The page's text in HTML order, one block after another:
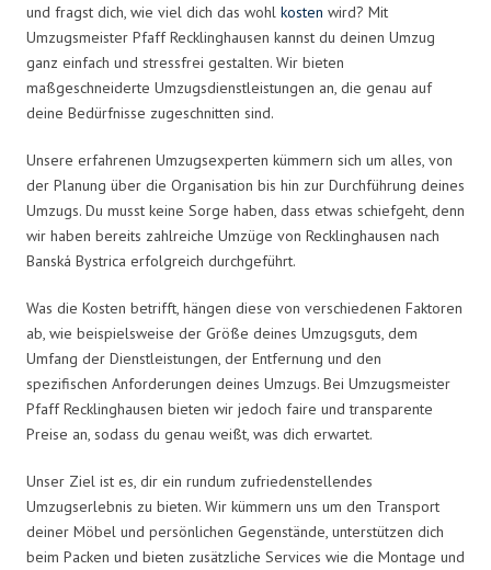
und fragst dich, wie viel dich das wohl kosten wird? Mit
Umzugsmeister Pfaff Recklinghausen kannst du deinen Umzug
ganz einfach und stressfrei gestalten. Wir bieten
maßgeschneiderte Umzugsdienstleistungen an, die genau auf
deine Bedürfnisse zugeschnitten sind.
Unsere erfahrenen Umzugsexperten kümmern sich um alles, von
der Planung über die Organisation bis hin zur Durchführung deines
Umzugs. Du musst keine Sorge haben, dass etwas schiefgeht, denn
wir haben bereits zahlreiche Umzüge von Recklinghausen nach
Banská Bystrica erfolgreich durchgeführt.
Was die Kosten betrifft, hängen diese von verschiedenen Faktoren
ab, wie beispielsweise der Größe deines Umzugsguts, dem
Umfang der Dienstleistungen, der Entfernung und den
spezifischen Anforderungen deines Umzugs. Bei Umzugsmeister
Pfaff Recklinghausen bieten wir jedoch faire und transparente
Preise an, sodass du genau weißt, was dich erwartet.
Unser Ziel ist es, dir ein rundum zufriedenstellendes
Umzugserlebnis zu bieten. Wir kümmern uns um den Transport
deiner Möbel und persönlichen Gegenstände, unterstützen dich
beim Packen und bieten zusätzliche Services wie die Montage und